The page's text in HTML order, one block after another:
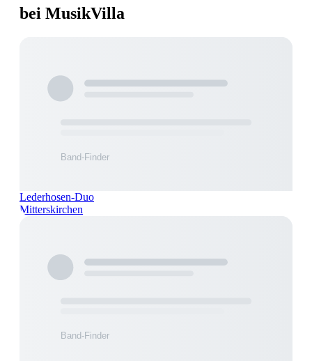
bei MusikVilla
Lederhosen-Duo
Mitterskirchen